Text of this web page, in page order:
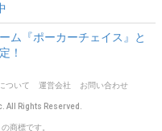
ム『ポーカーチェイス』と
！
ついて 運営会社 お問い合わせ
All Rights Reserved.
商標です。